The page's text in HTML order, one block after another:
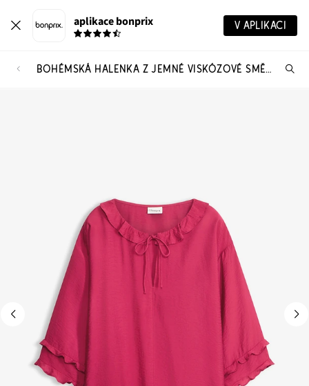
aplikace bonprix V APLIKACI
BOHÉMSKÁ HALENKA Z JEMNÉ VISKÓZOVÉ SMĚSI